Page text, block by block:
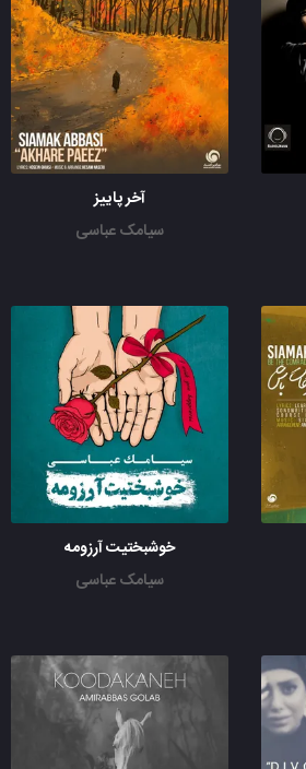
آخر پاییز
سیامک عباسی
خوشبختیت آرزومه
سیامک عباسی